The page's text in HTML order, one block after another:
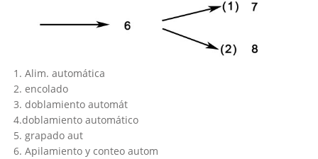
1. Alim. automática
2. encolado
3. doblamiento automát
4.doblamiento automático
5. grapado aut
6. Apilamiento y conteo autom